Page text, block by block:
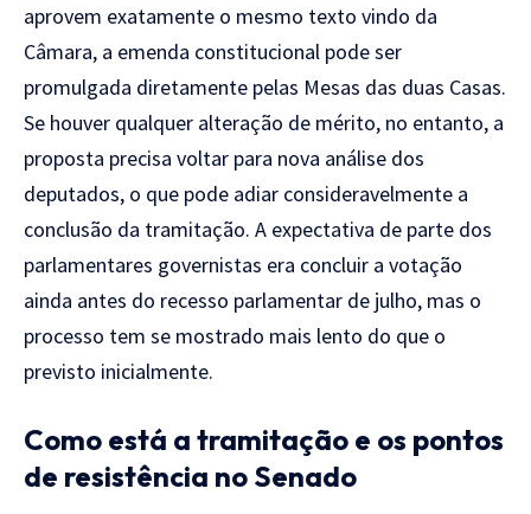
aprovem exatamente o mesmo texto vindo da
Câmara, a emenda constitucional podeser
promulgada diretamente pelas Mesas das duas Casas.
Se houver qualquer alteração de mérito, no entanto, a
proposta precisa voltar para nova análise dos
deputados, o que pode adiar consideravelmente a
conclusão da tramitação. A expectativa de parte dos
parlamentares governistas era concluir a votação
ainda antes do recesso parlamentar de julho, mas o
processo tem se mostrado mais lento do que o
previsto inicialmente.
Como está a tramitação e os pontos
de resistência no Senado